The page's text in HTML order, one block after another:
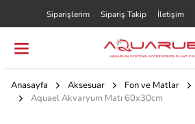
Siparişlerim Sipariş Takip İletişim
Anasayfa Aksesuar Fon ve Matlar
Aquael Akvaryum Matı 60x30cm